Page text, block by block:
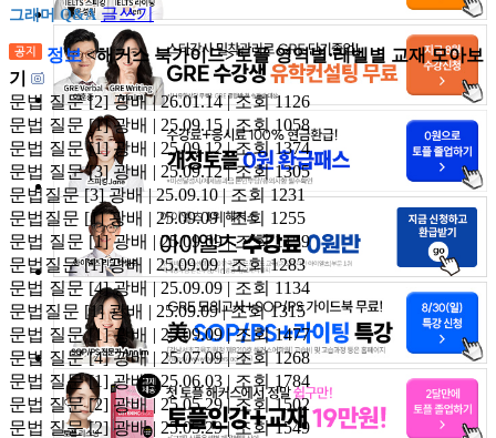
그래머 Q&A 글쓰기
정보<해커스 북가이드>토플 영역별·레벨별 교재 모아보
기
문법 질문[2] 광배 | 26.01.14 | 조회 1126
문법 질문 [1] 광배 | 25.09.15 | 조회 1058
문법 질문[1] 광배 | 25.09.12 | 조회 1374
문법 질문[3] 광배 | 25.09.12 | 조회 1305
문법질문[3] 광배 | 25.09.10 | 조회 1231
문법질문 [1] 광배 | 25.09.09 | 조회 1255
문법 질문 [1] 광배 | 25.09.09 | 조회 1159
문법질문[1] 광배 | 25.09.09 | 조회 1283
문법 질문[4] 광배 | 25.09.09 | 조회 1134
문법질문 [1] 광배 | 25.09.09 | 조회 1315
문법 질문[1] 광배 | 25.09.09 | 조회 1477
문법 질문[4] 광배 | 25.07.09 | 조회 1268
문법 질문[1] 광배 | 25.06.03 | 조회 1784
문법 질문[2] 광배 | 25.05.29 | 조회 1502
문법 질문[2] 광배 | 25.05.29 | 조회 1549